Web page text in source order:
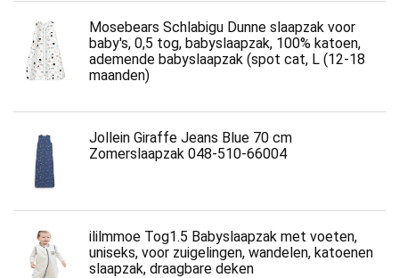
Mosebears Schlabigu Dunne slaapzak voor
baby's, 0,5 tog, babyslaapzak, 100% katoen,
ademende babyslaapzak (spot cat, L (12-18
maanden)
Jollein Giraffe Jeans Blue 70 cm
Zomerslaapzak 048-510-66004
ililmmoe Tog1.5 Babyslaapzak met voeten,
uniseks, voor zuigelingen, wandelen, katoenen
slaapzak, draagbare deken